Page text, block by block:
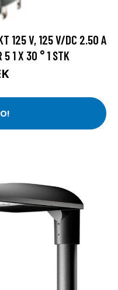
125 V, 125 V/DC 2.50 A
5 1 X 30 ° 1 STK